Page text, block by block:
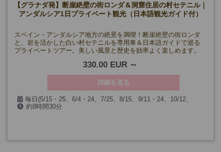
【グラナダ発】断崖絶壁の街ロンダ＆洞窟住居の村セテニル｜
アンダルシア1日プライベート観光（日本語観光ガイド付）
スペイン・アンダルシア地方の絶景を満喫！断崖絶壁の街ロンダ
と、岩を活かした白い村セテニルを専用車＆日本語ガイドで巡る
プライベートツアー。美しい風景と歴史を効率よく楽しめます。
330.00 EUR
詳細を見る
毎日(5/15・25、6/4・24、7/25、8/15、9/11・24、10/12、
11/2、12/6・7・8・24・25・26・31、1/1・2・6・24、2/28、
約8時間30分